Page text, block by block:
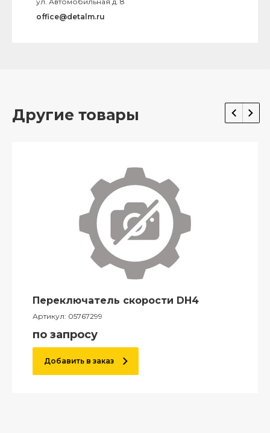
office@detalm.ru
Другие товары
Переключатель скорости DH4
Артикул: 05767299
по запросу
Добавить в заказ